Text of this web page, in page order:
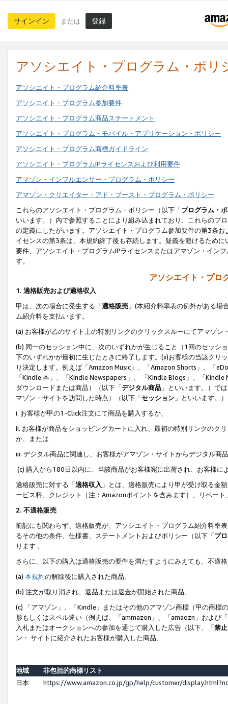
サインイン または 登録
アソシエイト・プログラム・ポリ
アソシエイト・プログラム紹介料率表
アソシエイト・プログラム参加要件
アソシエイト・プログラム商品ステートメント
アソシエイト・プログラム・モバイル・アプリケーション・ポリシー
アソシエイト・プログラム商標ガイドライン
アソシエイト・プログラムIPライセンスおよび利用要件
アマゾン・インフルエンサー・プログラム・ポリシー
アマゾン・クリエイター・アド・ブースト・プログラム・ポリシー
これらのアソシエイト・プログラム・ポリシー（以下「プログラム・
いいます。）内で参照することにより組み込まれており、これらのプ
の定義にしたがいます。アソシエイト・プログラム参加要件の第3条
イセンスの第3条は、本規約終了後も存続します。疑義を避けるため
要件、アソシエイト・プログラムIPライセンスまたはアマゾン・イン
す。
アソシエイト・プロ
1. 適格販売および適格収入
甲は、次の場合に発生する「適格販売 」(本紹介料率表の例外がある
ム紹介料を支払います。
(a) お客様が乙のサイト上の特別リンクのクリックスルーにてアマゾン
(b) 同一のセッション中に、次のいずれかが生じること（1回のセッシ
下のいずれかが最初に生じたときに終了します。(x)お客様の当該ク
り決定します。例えば「Amazon Music」、「Amazon Shorts」、「
「Kindle 本」、「Kindle Newspapers」、 「Kindle Blogs」、「
ダウンロードまたは商品）（以下「デジタル商品 」といいます。）で
マゾン・サイトを訪問した時点）（以下「セッション 」といいます。
i. お客様が甲の1-Click注文にて商品を購入するか、
ii. お客様が商品をショッピングカートに入れ、最初の特別リンクのク
か、または
iii. デジタル商品に関連し、お客様がアマゾン・サイトからデジタル
(c) 購入から180日以内に、当該商品がお客様宛に出荷され、お客様
適格販売に対する「適格収入 」とは、適格販売により甲が受け取る金
ービス料、クレジット［注：Amazonポイントを含みます］、リベー
2. 不適格販売
前記にも関わらず、適格販売が、アソシエイト・プログラム紹介料率
るその他の条件、仕様書、ステートメントおよびポリシー（以下「プ
ります 。
さらに、以下の購入は適格販売の要件を満たすようにみえても、不適
(a) 本規約の解除後に購入された商品、
(b) 注文が取り消され、返品または返金が開始された商品、
(c) 「アマゾン」、「Kindle」またはその他のアマゾン商標（甲の商
形もしくはスペル違い（例えば、「ammazon」、「amaozn」および
入札またはオークションへの参加を通じて購入した広告（以下、「禁
ン・ サイトに紹介されたお客様が購入した商品、
地域
非包括的商標リスト
日本
https://www.amazon.co.jp/gp/help/customer/